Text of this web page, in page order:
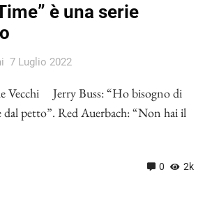
è una serie
7 Luglio 2022
Vecchi Jerry Buss: “Ho bisogno di
petto”. Red Auerbach: “Non hai il
0 2k